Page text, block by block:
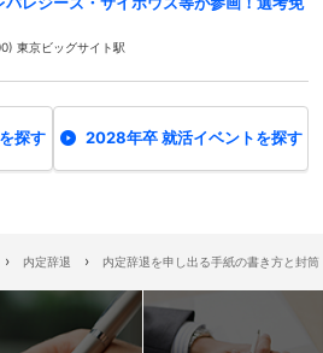
東京ビッグサイト駅
探す 2028年卒 就活イベントを探す
› 内定辞退 › 内定辞退を申し出る手紙の書き方と封